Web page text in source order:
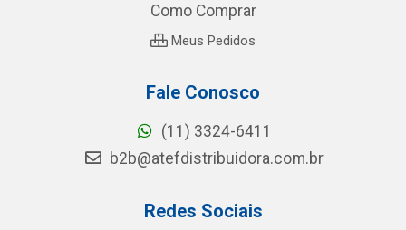
Como Comprar
Meus Pedidos
Fale Conosco
(11) 3324-6411
b2b@atefdistribuidora.com.br
Redes Sociais